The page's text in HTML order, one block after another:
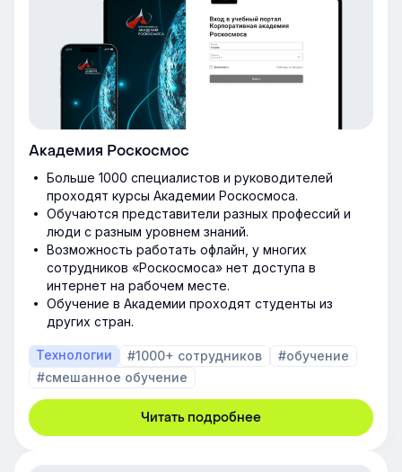
Академия Роскосмос
Больше 1000 специалистов и руководителей
проходят курсы Академии Роскосмоса.
Обучаются представители разных профессий и
люди с разным уровнем знаний.
Возможность работать офлайн, у многих
сотрудников «Роскосмоса» нет доступа в
интернет на рабочем месте.
Обучение в Академии проходят студенты из
других стран.
Технологии #1000+ сотрудников
#обучение
#смешанное обучение
Читать подробнее